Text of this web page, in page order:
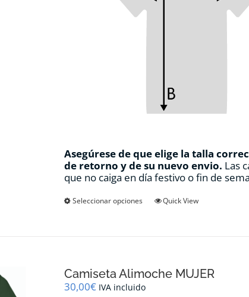
Asegúrese de que elige la talla
de retorno y de su nuevo envio. Las
que no caiga en día festivo o fin de
Seleccionar opciones
Este
opciones
Quick View
Camiseta Alimoche MUJER
30,00€ IVA incluido